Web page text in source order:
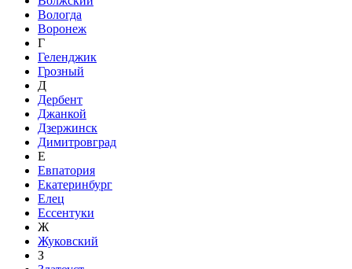
Вологда
Воронеж
Г
Геленджик
Грозный
Д
Дербент
Джанкой
Дзержинск
Димитровград
Е
Евпатория
Екатеринбург
Елец
Ессентуки
Ж
Жуковский
З